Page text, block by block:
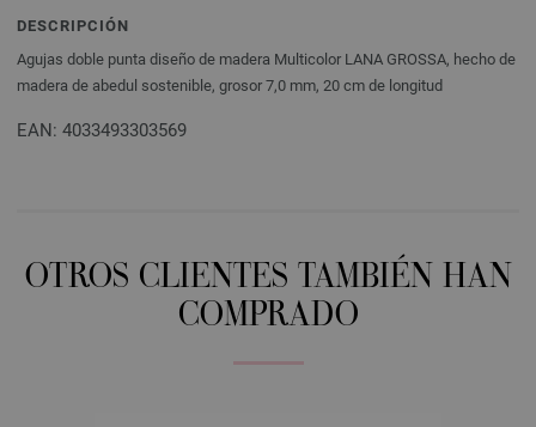
DESCRIPCIÓN
Agujas doble punta diseño de madera Multicolor LANA GROSSA, hecho de
madera de abedul sostenible, grosor 7,0 mm, 20 cm de longitud
EAN: 4033493303569
OTROS CLIENTES TAMBIÉN HAN
COMPRADO